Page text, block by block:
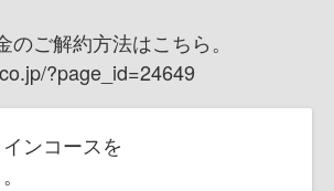
ご解約方法はこちら。
?page_id=24649
ンコースを